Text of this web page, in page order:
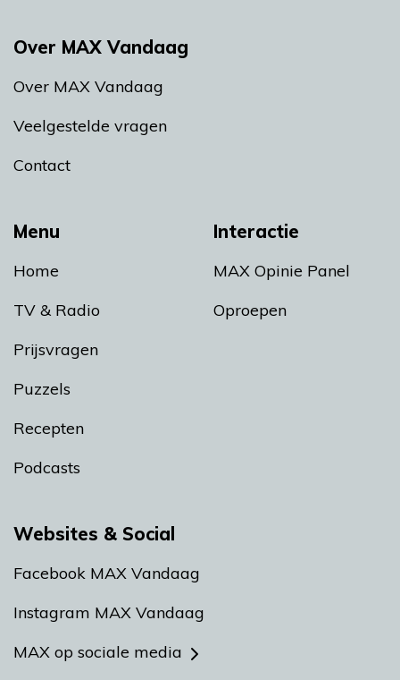
Menu
Home
TV & Radio
Prijsvragen
Puzzels
Recepten
Podcasts
Interactie
MAX Opinie Panel
Oproepen
Over MAX Vandaag
Over MAX Vandaag
Veelgestelde vragen
Contact
Websites & Social
Facebook MAX Vandaag
Instagram MAX Vandaag
MAX op sociale media